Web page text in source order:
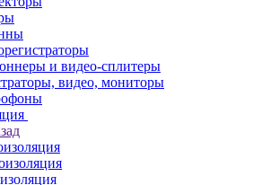
и видео-сплитеры
видео, мониторы